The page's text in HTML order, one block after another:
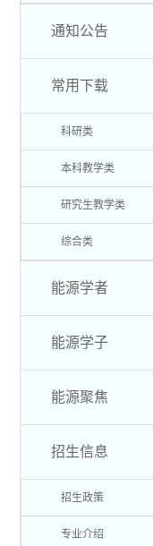
通知公告
常用下载
科研类
本科教学类
研究生教学类
综合类
能源学者
能源学子
能源聚焦
招生信息
招生政策
专业介绍